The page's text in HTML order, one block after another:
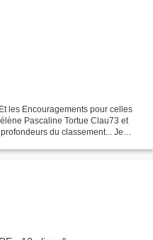
les Encouragements pour celles
Pascaline Tortue Clau73 et
du classement... Je